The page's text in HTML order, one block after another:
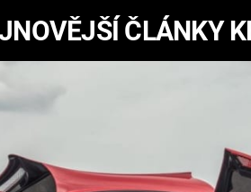
KINGDOM
COME:
ČLÁNKY